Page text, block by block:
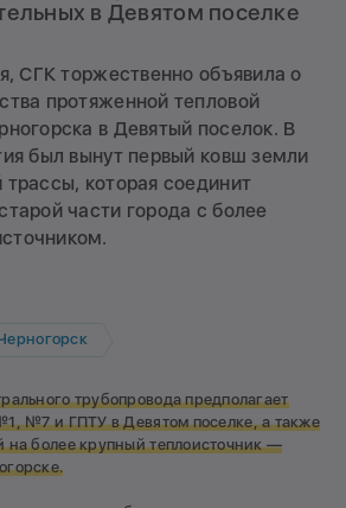
в Девятом поселке
СГК торжественно объявила о
протяженной тепловой
в Девятый поселок. В
был вынут первый ковш земли
которая соединит
части города с более
трубопровода предполагает
№7 и ГПТУ в Девятом поселке, а также
на более крупный теплоисточник —